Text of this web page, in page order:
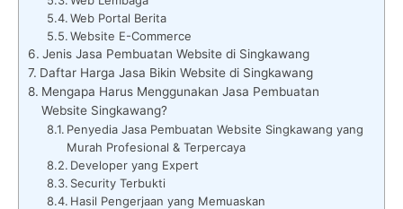
Web Portal Berita
Website E-Commerce
Jenis Jasa Pembuatan Website di Singkawang
Daftar Harga Jasa Bikin Website di Singkawang
Mengapa Harus Menggunakan Jasa Pembuatan
Website Singkawang?
Penyedia Jasa Pembuatan Website Singkawang yang
Murah Profesional & Terpercaya
Developer yang Expert
Security Terbukti
Hasil Pengerjaan yang Memuaskan